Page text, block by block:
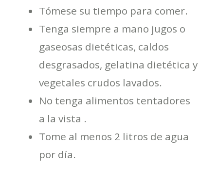
Tómese su tiempo para comer.
Tenga siempre a mano jugos o
gaseosas dietéticas, caldos
desgrasados, gelatina dietética y
vegetales crudos lavados.
No tenga alimentos tentadores
a la vista .
Tome al menos 2 litros de agua
por día.